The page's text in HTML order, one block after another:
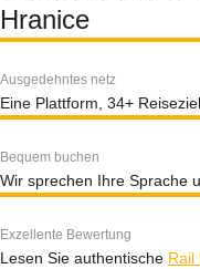
Hranice
Ausgedehntes netz
Eine Plattform, 34+
Bequem buchen
Wir sprechen Ihre Sprache
Exzellente Bewertung
Lesen Sie authentische Rail